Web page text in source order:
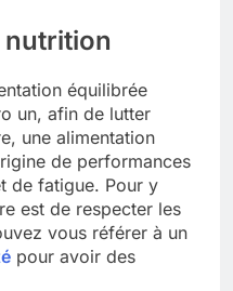
nutrition
équilibrée
un, afin de lutter
une alimentation
de performances
de fatigue. Pour y
est de respecter les
vous référer à un
pour avoir des